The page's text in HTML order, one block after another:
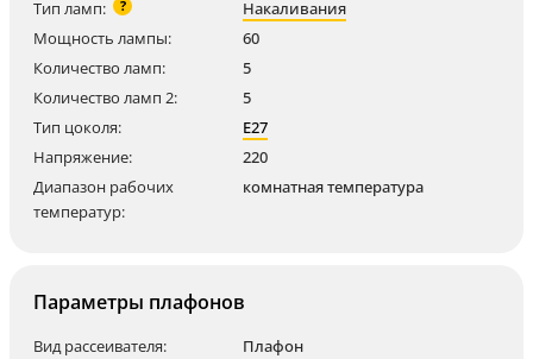
Тип ламп: ?
Накаливания
Мощность лампы:
60
Количество ламп:
5
Количество ламп 2:
5
Тип цоколя:
E27
Напряжение:
220
Диапазон рабочих
температур:
комнатная температура
Параметры плафонов
Вид рассеивателя:
Плафон